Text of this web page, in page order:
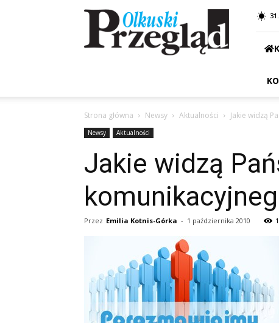
Przegląd
Olkuski
Strona główna Newsy Aktualności Jakie widzą
Newsy Aktualności
Jakie widzą
Przez Emilia Kotnis-Górka - 1 października 2010